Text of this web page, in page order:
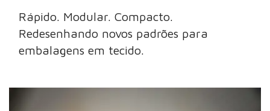
Rápido. Modular. Compacto.
Redesenhando novos padrões para
embalagens em tecido.